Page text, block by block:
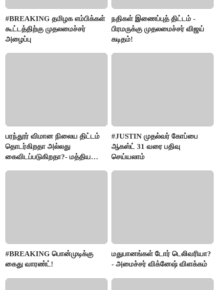
#BREAKING தமிழக எம்பிக்கள்
கூட்டத்திற்கு முதலமைச்சர்
அழைப்பு
நதிகள் இணைப்புத் திட்டம் -
பிரமருக்கு முதலமைச்சர் விஜய்
கடிதம்!
பரந்தூர் விமான நிலைய திட்டம்
தொடர்கிறதா அல்லது
கைவிடப்படுகிறதா?- மத்திய
#JUSTIN முதல்வர் கோப்பை
ஆகஸ்ட் 31 வரை பதிவு
செய்யலாம்
#BREAKING பொன்முடிக்கு
கைது வாரண்ட்!
மதுபானங்கள் டோர் டெலிவரியா?
- அமைச்சர் விக்னேஷ் விளக்கம்